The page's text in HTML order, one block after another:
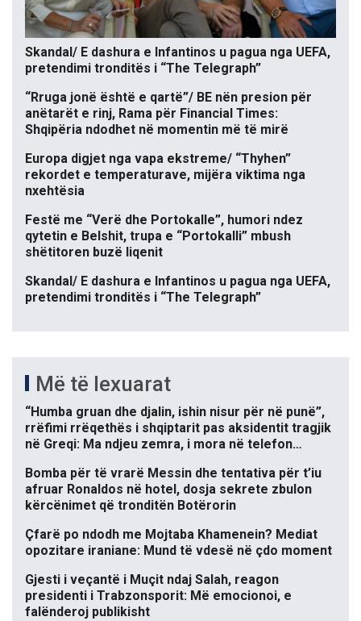
Skandal/ E dashura e Infantinos u pagua nga UEFA,
pretendimi tronditës i “The Telegraph”
“Rruga jonë është e qartë”/ BE nën presion për
anëtarët e rinj, Rama për Financial Times:
Shqipëria ndodhet në momentin më të mirë
Europa digjet nga vapa ekstreme/ “Thyhen”
rekordet e temperaturave, mijëra viktima nga
nxehtësia
Festë me “Verë dhe Portokalle”, humori ndez
qytetin e Belshit, trupa e “Portokalli” mbush
shëtitoren buzë liqenit
Skandal/ E dashura e Infantinos u pagua nga UEFA,
pretendimi tronditës i “The Telegraph”
Më të lexuarat
“Humba gruan dhe djalin, ishin nisur për në punë”,
rrëfimi rrëqethës i shqiptarit pas aksidentit tragjik
në Greqi: Ma ndjeu zemra, i mora në telefon…
Bomba për të vrarë Messin dhe tentativa për t’iu
afruar Ronaldos në hotel, dosja sekrete zbulon
kërcënimet që tronditën Botërorin
Çfarë po ndodh me Mojtaba Khamenein? Mediat
opozitare iraniane: Mund të vdesë në çdo moment
Gjesti i veçantë i Muçit ndaj Salah, reagon
presidenti i Trabzonsporit: Më emocionoi, e
falënderoj publikisht